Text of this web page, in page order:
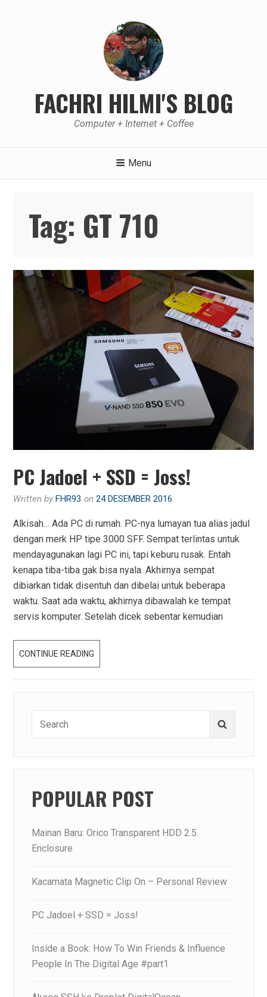
FACHRI HILMI'S BLOG
Computer + Internet + Coffee
Menu
Tag: GT 710
PC Jadoel + SSD = Joss!
Written byFHR93 on24 DESEMBER 2016
Alkisah… Ada PC di rumah. PC-nya lumayan tua alias jadul
dengan merk HP tipe 3000 SFF. Sempat terlintas untuk
mendayagunakan lagi PC ini, tapi keburu rusak. Entah
kenapa tiba-tiba gak bisa nyala. Akhirnya sempat
dibiarkan tidak disentuh dan dibelai untuk beberapa
waktu. Saat ada waktu, akhirnya dibawalah ke tempat
servis komputer. Setelah dicek sebentar kemudian
CONTINUE READING
JADOEL
POPULAR POST
Mainan Baru: Orico Transparent HDD 2.5
Enclosure
Kacamata Magnetic Clip On – Personal Review
PC Jadoel + SSD = Joss!
Inside a Book: How To Win Friends & Influence
People In The Digital Age #part1